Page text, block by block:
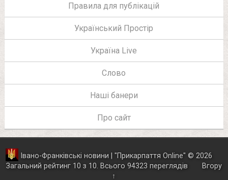
Правила для публікацій
Український Простір
Україна Live
Слово
Наші банери
Про сайт
Івано-Франківські новини | "Прикарпаття Online" © 2026
Загальний рейтинг 10 з 10. Всього 94323 переглядів
Вгору
↑